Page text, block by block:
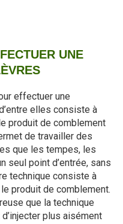
UNE
effectuer une
elles consiste à
produit de comblement
de travailler des
que les tempes, les
seul point d’entrée, sans
technique consiste à
produit de comblement.
que la technique
plus aisément